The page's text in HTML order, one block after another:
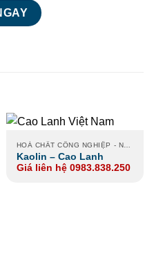
HOÁ CHẤT CÔNG NGHIỆP - NÔNG NGHIỆP - XI MẠ
Kaolin – Cao Lanh
Giá liên hệ 0983.838.250